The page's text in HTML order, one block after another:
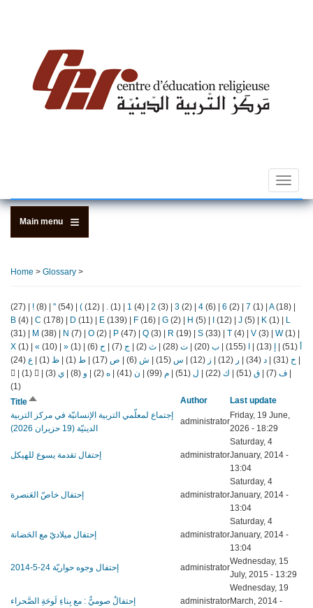
Toggle
Main menu
Home > Glossary >
(27) | ! (8) | " (54) | ( (12) | (1) | 1 (4) | 2 (3) | 3 (2) | 4 (6) | 6 (2) | 7 (1) | A(18) |
B (4) | C (178) | D (11) | E (139) | F (16) | G (2) | H (5) | I (12) | J (5) | K (1) | L
(31) | M (38) | N (7) | O (2) | P (47) | Q (3) | R (19) | S (33) | T (4) | V (3) | W(1) |
X (1) | « (10) | » (1) | أ (51)
| إ (13)
| ا (155)
| ب (20)
| ت (28)
| ث (2)
| ج (7)
| ح (6)
| خ (31)
| د (34)
| ر (12)
| ز (12)
| س (15)
| ش (6)
| ص (17)
| ط (1)
| ظ (1)
| ع (24)
| ف (7)
| ق (51)
| ك (22)
| ل (51)
| م (99)
| ن (41)
| ه (2)
| و (8)
| ي (3)
|
(1)
|
(1)
TitleSort
descending
Author
Last update
إجتماع لمعلّمي التربية الإنسانيّة في مركز التربية
الدينيّة (19 حزيران 2026)
administrator
Friday, 19 June,
2026 - 18:29
إحتفال تقدمة يسوع للهيكل administrator
Saturday, 4
January, 2014 -
13:04
إحتفال خاصّ العَنصرة administrator
Saturday, 4
January, 2014 -
13:04
إحتفال ميلاديّ مع الحَضانة administrator
Saturday, 4
January, 2014 -
13:04
إحتفال وجوه حواريّة 24-5-2014
administrator
Wednesday, 15
July, 2015 - 13:29
إحتفالٌ صوميٌّ : مع بِناءِ لَوحَةِ الصَّحراء administrator
Wednesday, 19
March, 2014 -